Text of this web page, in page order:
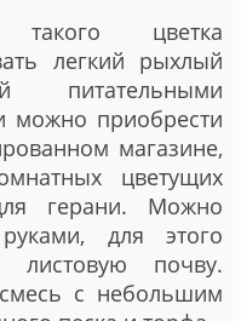
цветка
легкий рыхлый
питательными
можно приобрести
магазине,
цветущих
герани. Можно
для этого
листовую почву.
с небольшим